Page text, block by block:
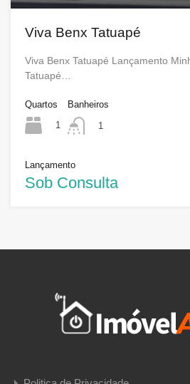
Viva Benx Tatuapé
Viva Benx Tatuapé Lançamento
Tatuapé…
Quartos
1
Banheiros
1
Lançamento
Sob Consulta